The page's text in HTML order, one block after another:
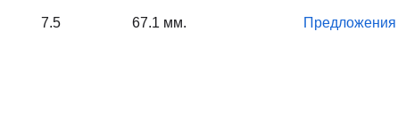
7.5 67.1 мм. Предложения